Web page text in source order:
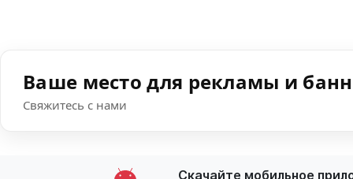
Ваше место для рекламы и
Свяжитесь с нами
Скачайте мобильное